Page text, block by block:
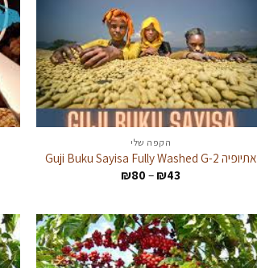
הקפה שלי
אתיופיה Guji Buku Sayisa Fully Washed G-2
₪43
–
₪80 טווח
⁦₪80⁩